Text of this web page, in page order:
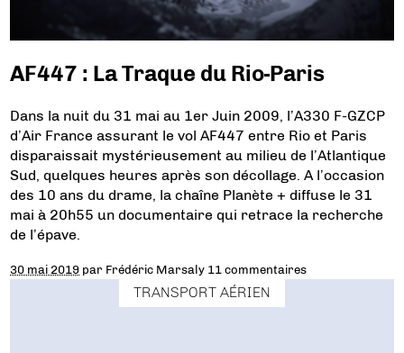
AF447 : La Traque du Rio-Paris
Dans la nuit du 31 mai au 1er Juin 2009, l’A330 F-GZCP
d’Air France assurant le vol AF447 entre Rio et Paris
disparaissait mystérieusement au milieu de l’Atlantique
Sud, quelques heures après son décollage. A l’occasion
des 10 ans du drame, la chaîne Planète + diffuse le 31
mai à 20h55 un documentaire qui retrace la recherche
de l’épave.
30 mai 2019 par Frédéric Marsaly 11 commentaires
TRANSPORT AÉRIEN